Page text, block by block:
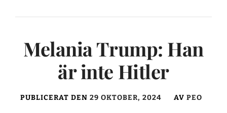
Melania Trump: Han
är inte Hitler
PUBLICERAT DEN 29 OKTOBER, 2024 AV PEO